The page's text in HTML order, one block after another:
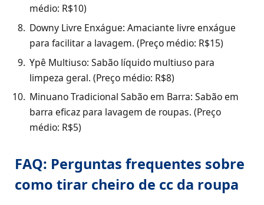
médio: R$10)
Downy Livre Enxágue: Amaciante livre enxágue
para facilitar a lavagem. (Preço médio: R$15)
Ypê Multiuso: Sabão líquido multiuso para
limpeza geral. (Preço médio: R$8)
Minuano Tradicional Sabão em Barra: Sabão em
barra eficaz para lavagem de roupas. (Preço
médio: R$5)
FAQ: Perguntas frequentes sobre
como tirar cheiro de cc da roupa